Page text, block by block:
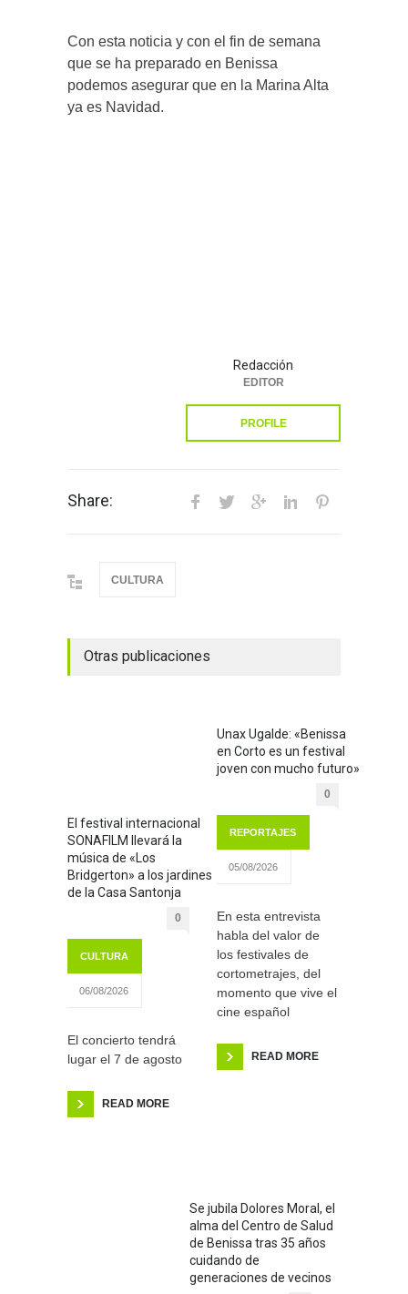
Con esta noticia y con el fin de semana
que se ha preparado en Benissa
podemos asegurar que en la Marina Alta
ya es Navidad.
Redacción
EDITOR
PROFILE
Share:
CULTURA
Otras publicaciones
El festival internacional
SONAFILM llevará la
música de «Los
Bridgerton» a los jardines
de la Casa Santonja
0
CULTURA
06/08/2026
El concierto tendrá
lugar el 7 de agosto
READ MORE
Unax Ugalde: «Benissa
en Corto es un festival
joven con mucho futuro»
0
REPORTAJES
05/08/2026
En esta entrevista
habla del valor de
los festivales de
cortometrajes, del
momento que vive el
cine español
READ MORE
Se jubila Dolores Moral, el
alma del Centro de Salud
de Benissa tras 35 años
cuidando de
generaciones de vecinos